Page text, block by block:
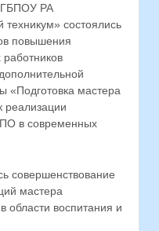
ГБПОУ РА
техникум» состоялись
повышения
работников
«Подготовка мастера
реализации
в современных
совершенствование
мастера
области воспитания и